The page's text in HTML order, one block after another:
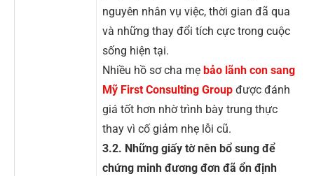
nguyên nhân vụ việc, thời gian đã qua
và những thay đổi tích cực trong cuộc
sống hiện tại.
Nhiều hồ sơ cha mẹ bảo lãnh con sang
Mỹ First Consulting Group được đánh
giá tốt hơn nhờ trình bày trung thực
thay vì cố giảm nhẹ lỗi cũ.
3.2. Những giấy tờ nên bổ sung để
chứng minh đương đơn đã ổn định